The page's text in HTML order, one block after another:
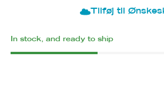
Tilføj til
In stock, and ready to ship